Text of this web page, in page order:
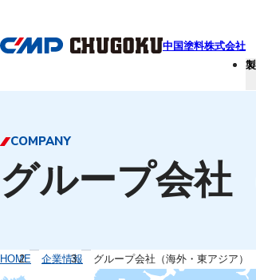
中国塗料株式会社
COMPANY
グループ会社
HOME 企業情報 グループ会社（海外・東アジア）